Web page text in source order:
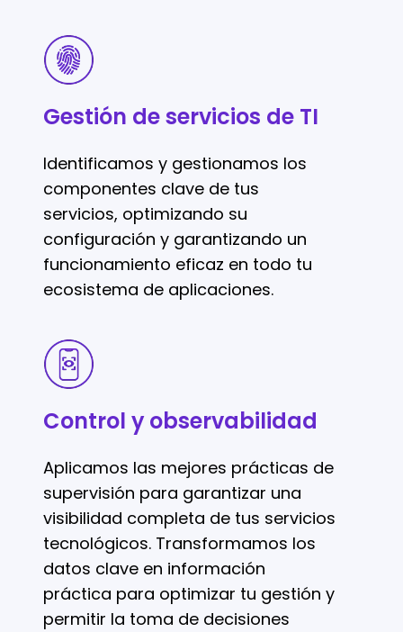
Gestión de servicios de TI
Identificamos y gestionamos los
componentes clave de tus
servicios, optimizando su
configuración y garantizando un
funcionamiento eficaz en todo tu
ecosistema de aplicaciones.
Gestión
Control y observabilidad
Aplicamos las mejores prácticas de
supervisión para garantizar una
visibilidad completa de tus servicios
tecnológicos. Transformamos los
datos clave en información
práctica para optimizar tu gestión y
permitir la toma de decisiones
Control